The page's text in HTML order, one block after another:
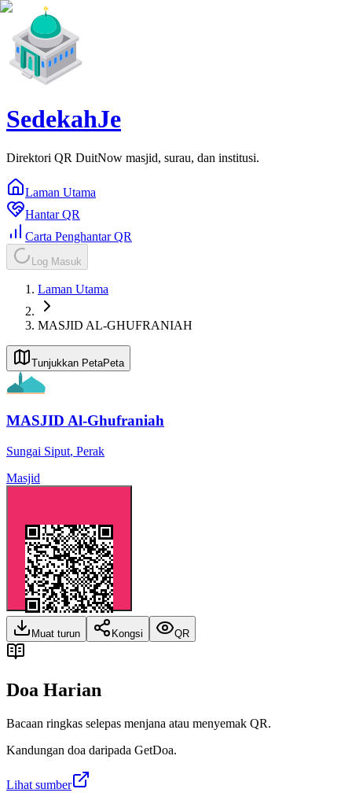
SedekahJe
Direktori QR DuitNow masjid, surau, dan institusi.
Laman Utama
Hantar QR
Carta Penghantar QR
Log Masuk
Laman Utama
MASJID AL-GHUFRANIAH
Tunjukkan PetaPeta
MASJID Al-Ghufraniah
Sungai Siput, Perak
Masjid
Muat turun Kongsi QR
Doa Harian
Bacaan ringkas selepas menjana atau menyemak QR.
Kandungan doa daripada GetDoa.
Lihat sumber